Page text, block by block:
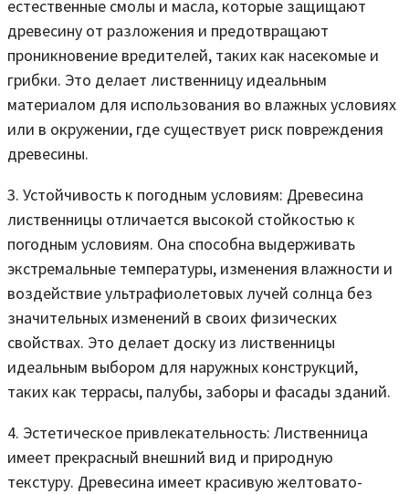
естественные смолы и масла, которые защищают
древесину от разложения и предотвращают
проникновение вредителей, таких как насекомые и
грибки. Это делает лиственницу идеальным
материалом для использования во влажных условиях
или в окружении, где существует риск повреждения
древесины.
3. Устойчивость к погодным условиям: Древесина
лиственницы отличается высокой стойкостью к
погодным условиям. Она способна выдерживать
экстремальные температуры, изменения влажности и
воздействие ультрафиолетовых лучей солнца без
значительных изменений в своих физических
свойствах. Это делает доску из лиственницы
идеальным выбором для наружных конструкций,
таких как террасы, палубы, заборы и фасады зданий.
4. Эстетическое привлекательность: Лиственница
имеет прекрасный внешний вид и природную
текстуру. Древесина имеет красивую желтовато-